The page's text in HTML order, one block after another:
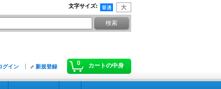
文字サイズ:
0 カートの中身
グイン 新規登録